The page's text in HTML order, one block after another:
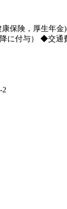
保険，厚生年
に付与） ◆交
2